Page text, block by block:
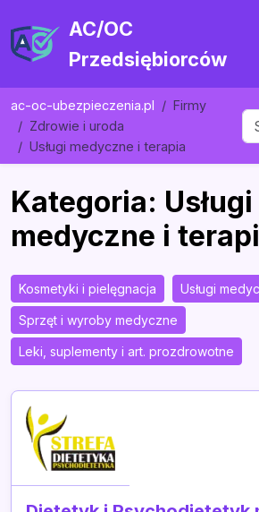
AC/OC
Przedsiębiorców
ac-oc-ubezpieczenia.pl
Firmy
Zdrowie i uroda
Usługi medyczne i terapia
Kategoria: Usługi
medyczne i
Kosmetyki i pielęgnacja Usługi
Sprzęt i wyroby medyczne
Leki, suplementy i art. prozdrowotne